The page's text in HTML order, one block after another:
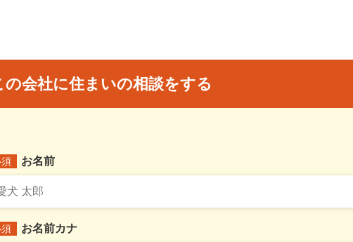
の会社に住まいの相談をする
お名前
お名前カナ